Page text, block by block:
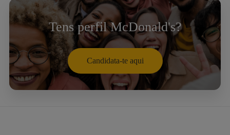
Tens perfil McDonald's?
Candidata-te aqui